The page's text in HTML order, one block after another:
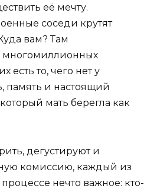
её мечту.
соседи крутят
вам? Там
многомиллионных
есть то, чего нет у
память и настоящий
мать берегла как
дегустируют и
комиссию, каждый из
нечто важное: кто-